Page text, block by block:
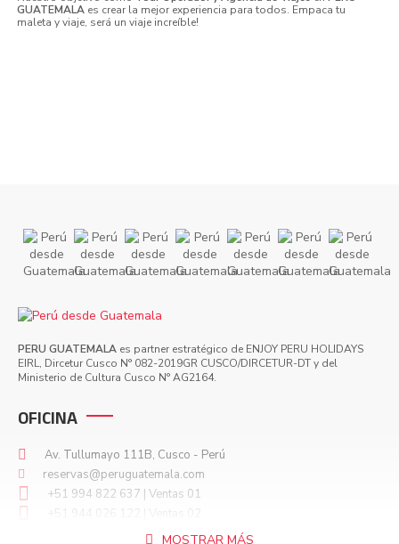
GUATEMALA es crear la mejor experiencia para todos. Empaca tu
maleta y viaje, será un viaje increíble!
PERU GUATEMALA es partner estratégico de ENJOY PERU HOLIDAYS
EIRL, Dircetur Cusco N° 082-2019GR CUSCO/DIRCETUR-DT y del
Ministerio de Cultura Cusco N° AG2164.
OFICINA
Av. Tullumayo 111B, Cusco - Perú
reservas@peruguatemala.com
+51 994 822 637 | Ventas 01
+51 928 750 336 | Emergencias
MOSTRAR MÁS